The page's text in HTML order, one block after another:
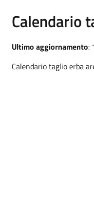
Calendario
Ultimo aggiornamento:
Calendario taglio erba